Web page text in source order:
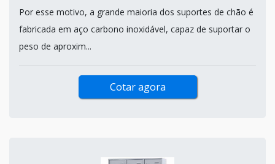
Por esse motivo, a grande maioria dos suportes de chão é
fabricada em aço carbono inoxidável, capaz de suportar o
peso de aproxim...
Cotar agora